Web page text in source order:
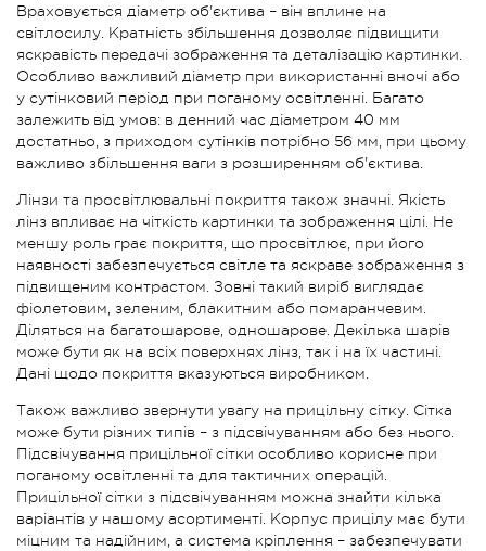
Враховується діаметр об'єктива – він вплине на
світлосилу. Кратність збільшення дозволяє підвищити
яскравість передачі зображення та деталізацію картинки.
Особливо важливий діаметр при використанні вночі або
у сутінковий період при поганому освітленні. Багато
залежить від умов: в денний час діаметром 40 мм
достатньо, з приходом сутінків потрібно 56 мм, при цьому
важливо збільшення ваги з розширенням об'єктива.
Лінзи та просвітлювальні покриття також значні. Якість
лінз впливає на чіткість картинки та зображення цілі. Не
меншу роль грає покриття, що просвітлює, при його
наявності забезпечується світле та яскраве зображення з
підвищеним контрастом. Зовні такий виріб виглядає
фіолетовим, зеленим, блакитним або помаранчевим.
Діляться на багатошарове, одношарове. Декілька шарів
може бути як на всіх поверхнях лінз, так і на їх частині.
Дані щодо покриття вказуються виробником.
Також важливо звернути увагу на прицільну сітку. Сітка
може бути різних типів – з підсвічуванням або без нього.
Підсвічування прицільної сітки особливо корисне при
поганому освітленні та для тактичних операцій.
Прицільної сітки з підсвічуванням можна знайти кілька
варіантів у нашому асортименті. Корпус прицілу має бути
міцним та надійним, а система кріплення – забезпечувати